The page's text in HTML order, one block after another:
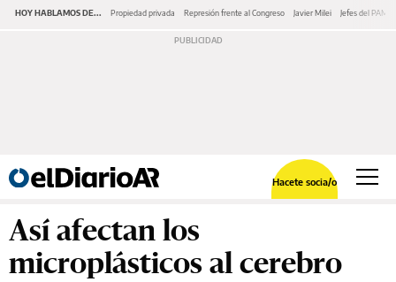
HOY HABLAMOS DE... Propiedad privada Represión frente al Congreso Javier Milei Jefes del PAMI
Hacete socia/o
Así afectan los
microplásticos al cerebro